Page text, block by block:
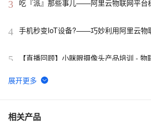
3
吃『派』那些事儿——阿里云物联网平台
4 手机秒变IoT设备?——巧妙利用阿里云物
5
【直播回顾】小眯眼摄像头产品培训 - 物
6
塑云科技：性能突破，基于
7 AliOS Things 3.0应用笔记：http client简
相关产品